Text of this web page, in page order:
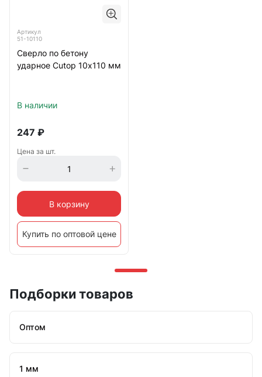
Артикул
51-10110
Сверло по бетону
ударное Cutop 10х110 мм
В наличии
247 ₽
Цена за шт.
В корзину
Купить по оптовой цене
Подборки товаров
Оптом
1 мм